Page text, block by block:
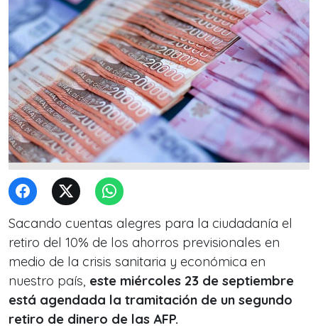
Sacando cuentas alegres para la ciudadanía el
retiro del 10% de los ahorros previsionales en
medio de la crisis sanitaria y económica en
nuestro país, este miércoles 23 de septiembre
está agendada la tramitación de un segundo
retiro de dinero de las AFP.